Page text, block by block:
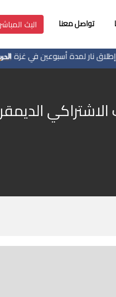
تواصل معنا البث المباشر
لمدة أسبوعين في غزة